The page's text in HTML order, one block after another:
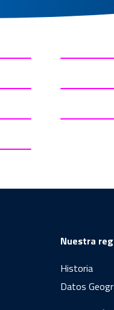
Nuestra
Historia
Datos